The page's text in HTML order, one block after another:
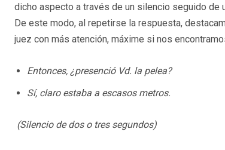
dicho aspecto a través de un silencio seguido de
De este modo, al repetirse la respuesta,
juez con más atención, máxime si nos
Entonces, ¿presenció Vd. la pelea?
Sí, claro estaba a escasos metros.
(Silencio de dos o tres segundos)